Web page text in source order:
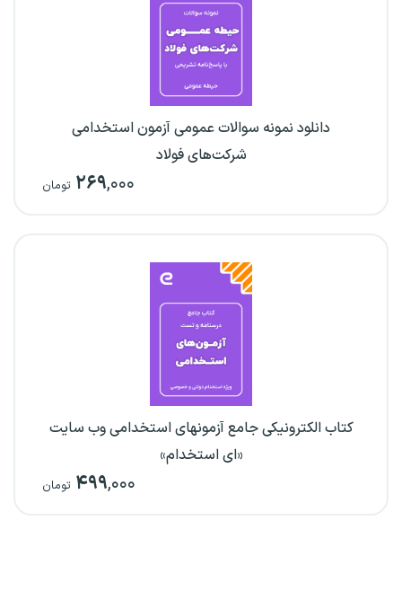
دانلود نمونه سوالات عمومی آزمون استخدامی
شرکت‌های فولاد
۲۶۹,۰۰۰ تومان
کتاب الکترونیکی جامع آزمونهای استخدامی وب سایت
«ای استخدام»
۴۹۹,۰۰۰ تومان